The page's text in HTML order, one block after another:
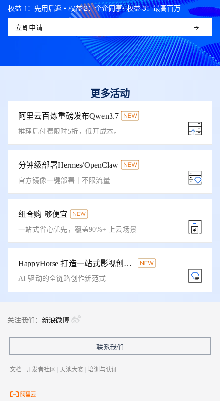
权益 1：先用后返 • 权益 2：个企同享• 权益 3：最高百万
立即申请
更多活动
阿里云百炼重磅发布Qwen3.7
推理后付费限时5折，低开成本。
分钟级部署Hermes/OpenClaw
官方镜像一键部署｜不限流量
组合购 够便宜
一站式省心优先，覆盖90%+ 上云场景
HappyHorse 打造一站式影视创作平台
AI 驱动的全链路创作新范式
关注我们： 新浪微博
联系我们
文档 | 开发者社区 | 天池大赛 | 培训与认证